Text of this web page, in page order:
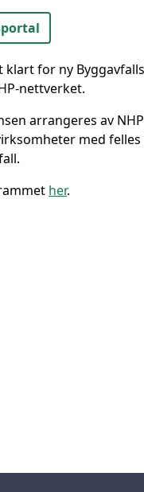
klart for ny
nettverket.
arrangeres av
med
her.